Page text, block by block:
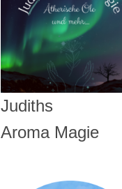
Judiths
Aroma Magie